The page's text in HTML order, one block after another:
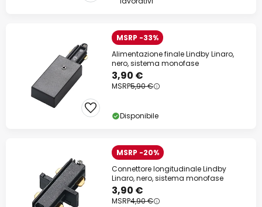
MSRP -33%
Alimentazione finale Lindby Linaro,
nero, sistema monofase
3,90 €
MSRP5,90 €
Disponibile
MSRP -20%
Connettore longitudinale Lindby
Linaro, nero, sistema monofase
3,90 €
MSRP4,90 €